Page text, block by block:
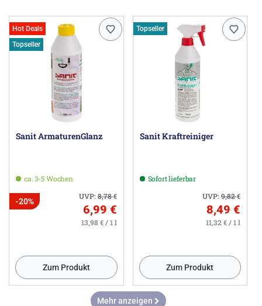
Hot Deals
Topseller
Sanit ArmaturenGlanz
ca. 3-5 Wochen
UVP:8,78€
-20%
6,99 €
13,98 € / 1 l
Zum Produkt
Topseller
Sanit Kraftreiniger
Sofort lieferbar
UVP:9,82€
8,49 €
11,32 € / 1 l
Zum Produkt
Mehr anzeigen